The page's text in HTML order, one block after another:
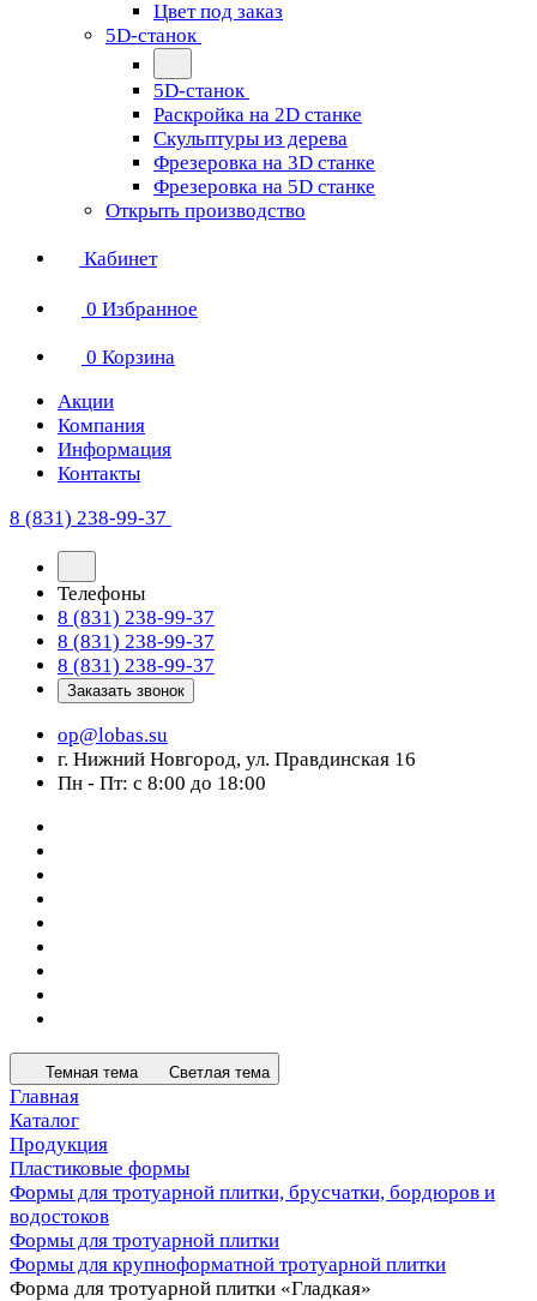
Цвет под заказ
5D-станок
5D-станок
Раскройка на 2D станке
Скульптуры из дерева
Фрезеровка на 3D станке
Фрезеровка на 5D станке
Открыть производство
Кабинет
0 Избранное
0 Корзина
Акции
Компания
Информация
Контакты
8 (831) 238-99-37
Телефоны
8 (831) 238-99-37
8 (831) 238-99-37
8 (831) 238-99-37
Заказать звонок
op@lobas.su
г. Нижний Новгород, ул. Правдинская 16
Пн - Пт: с 8:00 до 18:00
Темная тема Светлая тема
Главная
Каталог
Продукция
Пластиковые формы
Формы для тротуарной плитки, брусчатки, бордюров и
водостоков
Формы для тротуарной плитки
Формы для крупноформатной тротуарной плитки
Форма для тротуарной плитки «Гладкая»